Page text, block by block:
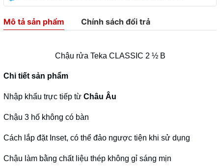
Mô tả sản phẩm Chính sách đổi trả
Chậu rửa Teka CLASSIC 2 ½ B
Chi tiết sản phẩm
Nhập khẩu trực tiếp từ Châu Âu
Chậu 3 hố không có bàn
Cách lắp đặt Inset, có thể đảo ngược tiện khi sử dụng
Chậu làm bằng chất liệu thép không gỉ sáng mịn